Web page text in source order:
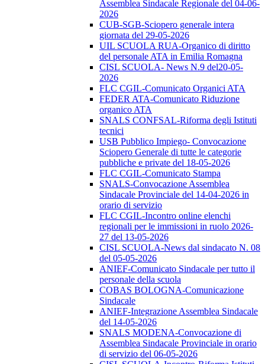
Assemblea Sindacale Regionale del 04-06-
2026
CUB-SGB-Sciopero generale intera
giornata del 29-05-2026
UIL SCUOLA RUA-Organico di diritto
del personale ATA in Emilia Romagna
CISL SCUOLA- News N.9 del20-05-
2026
FLC CGIL-Comunicato Organici ATA
FEDER ATA-Comunicato Riduzione
organico ATA
SNALS CONFSAL-Riforma degli Istituti
tecnici
USB Pubblico Impiego- Convocazione
Sciopero Generale di tutte le categorie
pubbliche e private del 18-05-2026
FLC CGIL-Comunicato Stampa
SNALS-Convocazione Assemblea
Sindacale Provinciale del 14-04-2026 in
orario di servizio
FLC CGIL-Incontro online elenchi
regionali per le immissioni in ruolo 2026-
27 del 13-05-2026
CISL SCUOLA-News dal sindacato N. 08
del 05-05-2026
ANIEF-Comunicato Sindacale per tutto il
personale della scuola
COBAS BOLOGNA-Comunicazione
Sindacale
ANIEF-Integrazione Assemblea Sindacale
del 14-05-2026
SNALS MODENA-Convocazione di
Assemblea Sindacale Provinciale in orario
di servizio del 06-05-2026